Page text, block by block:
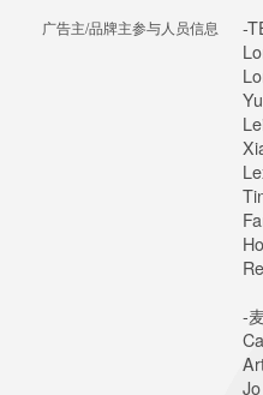
广告主/品牌主参与人员信息
-
-